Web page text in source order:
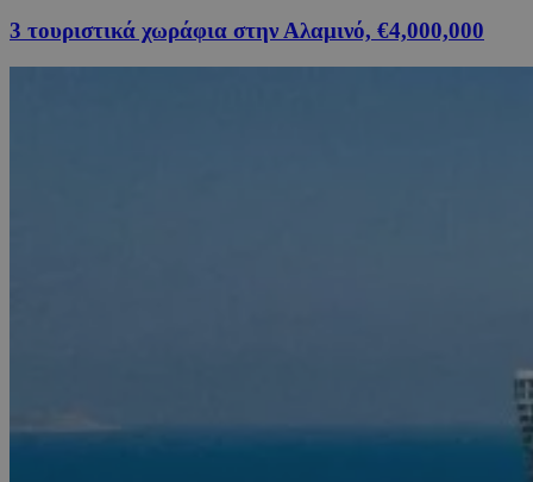
3 τουριστικά χωράφια στην Αλαμινό, €4,000,000